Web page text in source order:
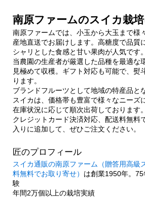
南原ファームのスイカ栽
南原ファームでは、小玉から大玉まで様
産地直送でお届けします。高糖度で品質
シャリとした食感と甘い果肉が人気です。
当農園の生産者が厳選した品種を最適な
見極めて収穫。ギフト対応も可能で、熨
ります。
ブランドフルーツとして地域の特産品と
スイカは、価格帯も豊富で様々なニーズ
在庫状況に応じて順次出荷しております。
クレジットカード決済対応、配送料無料
入りに追加して、ぜひご注文ください。
匠のプロフィール
スイカ通販の南原ファーム（贈答用高級
料無料でお取り寄せ） は創業1950年。
験
年間2万個以上の栽培実績